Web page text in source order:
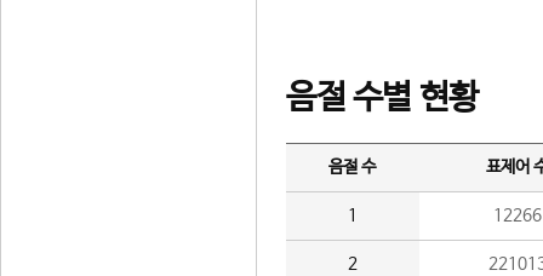
음절 수별 현황
음절 수 표제어
1 12266
2